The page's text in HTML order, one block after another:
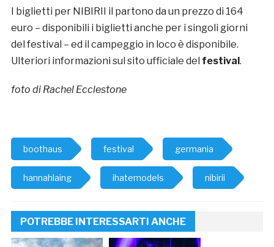
I biglietti per NIBIRII il partono da un prezzo di 164
euro – disponibili i biglietti anche per i singoli giorni
del festival – ed il campeggio in loco è disponibile.
Ulteriori informazioni sul sito ufficiale del festival.
foto di Rachel Ecclestone
boothaus festival germania
hannahlaing ihatemodels nibirii
POTREBBE INTERESSARTI ANCHE